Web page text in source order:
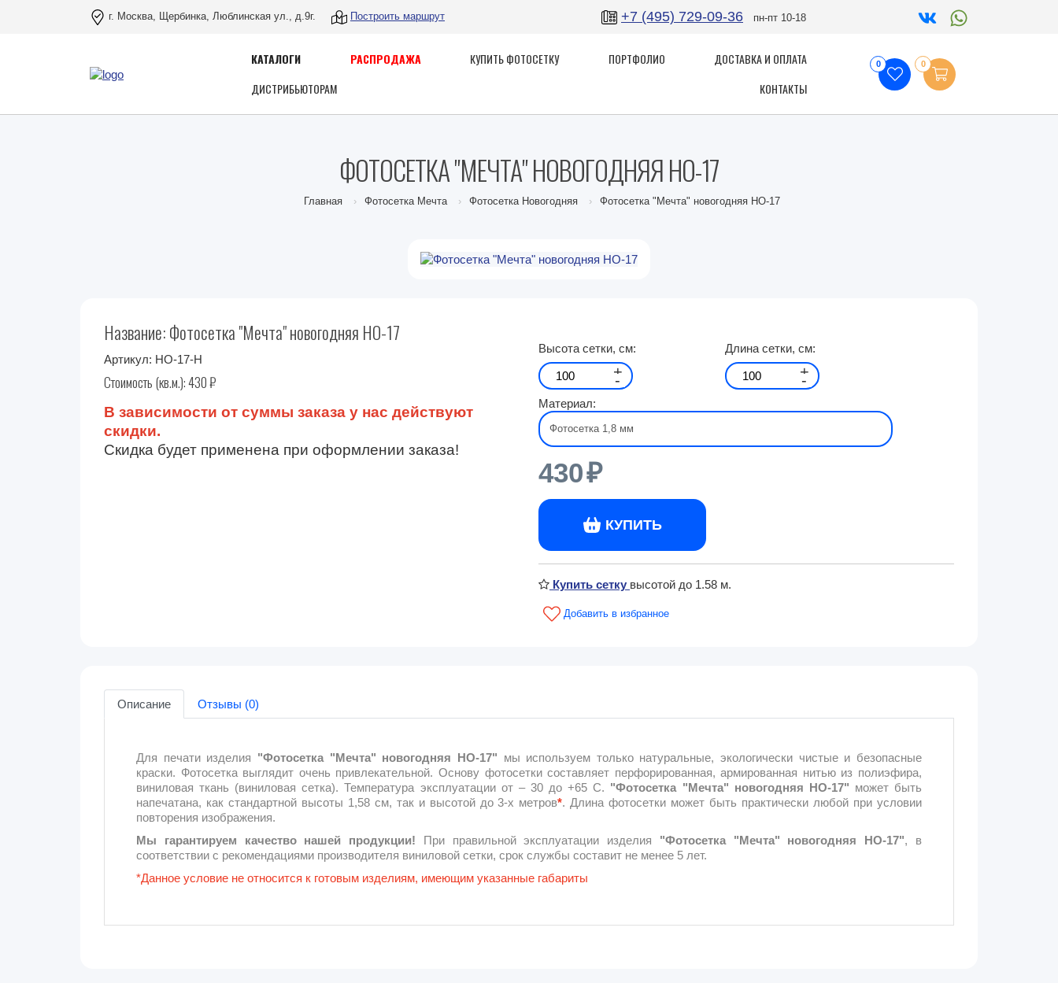
г. Москва, Щербинка, Люблинская ул., д.9г. Построить маршрут +7 (495) 729-09-36 пн-пт 10-18
КАТАЛОГИ РАСПРОДАЖА КУПИТЬ ФОТОСЕТКУ ПОРТФОЛИО
ДОСТАВКА И ОПЛАТА
ДИСТРИБЬЮТОРАМ
КОНТАКТЫ
0 0
ФОТОСЕТКА "МЕЧТА" НОВОГОДНЯЯ НО-17
Главная Фотосетка Мечта Фотосетка Новогодняя Фотосетка "Мечта" новогодняя НО-17
Название: Фотосетка "Мечта" новогодняя НО-17
Артикул: НО-17-Н
Стоимость (кв.м.):430₽
В зависимости от суммы заказа у нас действуют
скидки.
Скидка будет применена при оформлении заказа!
Высота сетки, см:
+
-
Длина сетки, см:
+
-
Материал:
430₽
КУПИТЬ
Купить сетку высотой до 1.58 м.
Описание Отзывы (0)
Для печати изделия "Фотосетка "Мечта" новогодняя НО-17" мы используем только натуральные, экологически чистые и безопасные
краски. Фотосетка выглядит очень привлекательной. Основу фотосетки составляет перфорированная, армированная нитью из полиэфира,
виниловая ткань (виниловая сетка). Температура эксплуатации от – 30 до +65 С. "Фотосетка "Мечта" новогодняя НО-17" может быть
напечатана, как стандартной высоты 1,58 см, так и высотой до 3-х метров*. Длина фотосетки может быть практически любой при условии
повторения изображения.
Мы гарантируем качество нашей продукции! При правильной эксплуатации изделия "Фотосетка "Мечта" новогодняя НО-17", в
соответствии с рекомендациями производителя виниловой сетки, срок службы составит не менее 5 лет.
*Данное условие не относится к готовым изделиям, имеющим указанные габариты